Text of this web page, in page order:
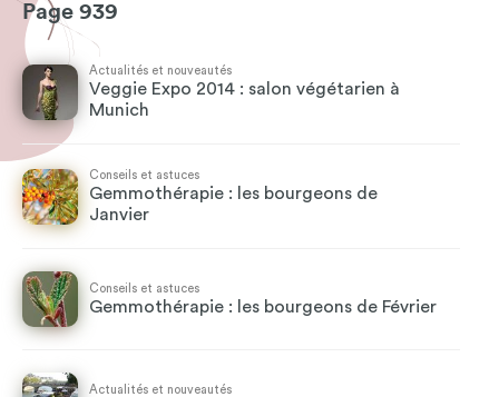
Page 939
Actualités et nouveautés
Veggie Expo 2014 : salon végétarien à
Munich
Conseils et astuces
Gemmothérapie : les bourgeons de
Janvier
Conseils et astuces
Gemmothérapie : les bourgeons de Février
Actualités et nouveautés